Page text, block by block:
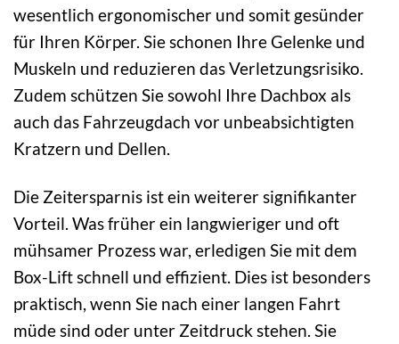
wesentlich ergonomischer und somit gesünder
für Ihren Körper. Sie schonen Ihre Gelenke und
Muskeln und reduzieren das Verletzungsrisiko.
Zudem schützen Sie sowohl Ihre Dachbox als
auch das Fahrzeugdach vor unbeabsichtigten
Kratzern und Dellen.
Die Zeitersparnis ist ein weiterer signifikanter
Vorteil. Was früher ein langwieriger und oft
mühsamer Prozess war, erledigen Sie mit dem
Box-Lift schnell und effizient. Dies ist besonders
praktisch, wenn Sie nach einer langen Fahrt
müde sind oder unter Zeitdruck stehen. Sie